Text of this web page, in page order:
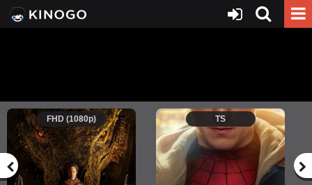
FHD (1080p) TS